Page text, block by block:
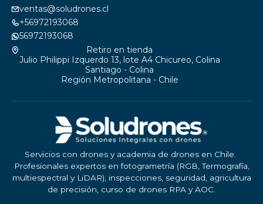
ventas@soludrones.cl
+56972193068
56972193068
Retiro en tienda
Julio Philippi Izquerdo 13, lote A4 Chicureo, Colina
Santiago - Colina
Región Metropolitana - Chile
Servicios con drones y academia de drones en Chile.
Profesionales expertos en fotogrametría (RGB, Termografía,
multiespectral y LiDAR), inspecciones, seguridad, agricultura
de precisión, curso de drones RPA y AOC.